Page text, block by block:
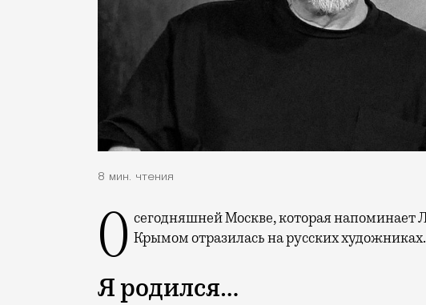
8 мин. чтения
О сегодняшней Москве, которая напоминает Лас-Вегас, и о том, как ситуация с Крымом отразилась на русских художниках.
Я родился…